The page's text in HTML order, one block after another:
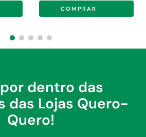
COMPRAR
dentro das
das Lojas Quero-
Quero!